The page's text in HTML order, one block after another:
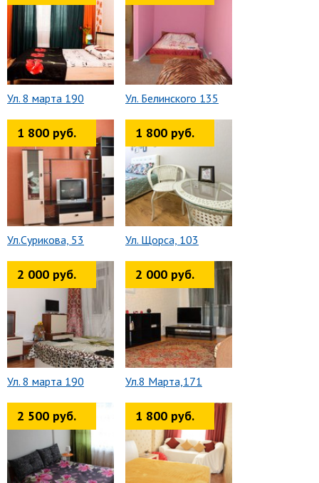
Ул. 8 марта 190 Ул. Белинского 135
1 800 руб.
Ул.Сурикова, 53
1 800 руб.
Ул. Щорса, 103
2 000 руб.
Ул. 8 марта 190
2 000 руб.
Ул.8 Марта,171
2 500 руб. 1 800 руб.